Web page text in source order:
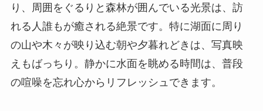
り、周囲をぐるりと森林が囲んでいる光景は、訪
れる人誰もが癒される絶景です。特に湖面に周り
の山や木々が映り込む朝や夕暮れどきは、写真映
えもばっちり。静かに水面を眺める時間は、普段
の喧噪を忘れ心からリフレッシュできます。